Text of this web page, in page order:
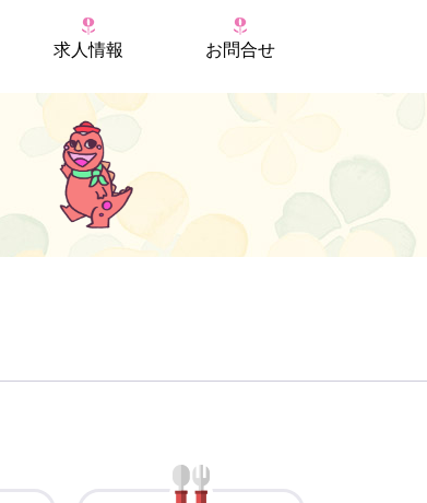
求人情報 お問合せ